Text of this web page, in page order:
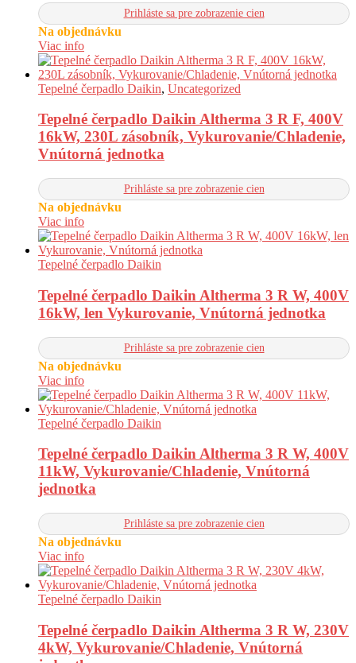
Prihláste sa pre zobrazenie cien
Na objednávku
Viac info
Tepelné čerpadlo Daikin, Uncategorized
Tepelné čerpadlo Daikin Altherma 3 R F, 400V
16kW, 230L zásobník, Vykurovanie/Chladenie,
Vnútorná jednotka
Prihláste sa pre zobrazenie cien
Na objednávku
Viac info
Tepelné čerpadlo Daikin
Tepelné čerpadlo Daikin Altherma 3 R W, 400V
16kW, len Vykurovanie, Vnútorná jednotka
Prihláste sa pre zobrazenie cien
Na objednávku
Viac info
Tepelné čerpadlo Daikin
Tepelné čerpadlo Daikin Altherma 3 R W, 400V
11kW, Vykurovanie/Chladenie, Vnútorná
jednotka
Prihláste sa pre zobrazenie cien
Na objednávku
Viac info
Tepelné čerpadlo Daikin
Tepelné čerpadlo Daikin Altherma 3 R W, 230V
4kW, Vykurovanie/Chladenie, Vnútorná